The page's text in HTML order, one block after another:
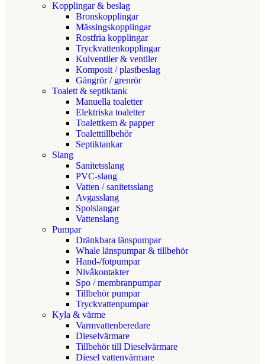
Kopplingar & beslag
Bronskopplingar
Mässingskopplingar
Rostfria kopplingar
Tryckvattenkopplingar
Kulventiler & ventiler
Komposit / plastbeslag
Gängrör / grenrör
Toalett & septiktank
Manuella toaletter
Elektriska toaletter
Toalettkem & papper
Toaletttillbehör
Septiktankar
Slang
Sanitetsslang
PVC-slang
Vatten / sanitetsslang
Avgasslang
Spolslangar
Vattenslang
Pumpar
Dränkbara länspumpar
Whale länspumpar & tillbehör
Hand-/fotpumpar
Nivåkontakter
Spo / membranpumpar
Tillbehör pumpar
Tryckvattenpumpar
Kyla & värme
Varmvattenberedare
Dieselvärmare
Tillbehör till Dieselvärmare
Diesel vattenvärmare